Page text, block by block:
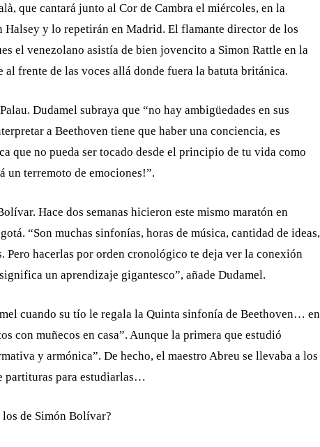
que cantará junto al Cor de Cambra el miércoles, en la
y lo repetirán en Madrid. El flamante director de los
el venezolano asistía de bien jovencito a Simon Rattle en la
frente de las voces allá donde fuera la batuta británica.
Dudamel subraya que “no hay ambigüedades en sus
a Beethoven tiene que haber una conciencia, es
que no pueda ser tocado desde el principio de tu vida como
un terremoto de emociones!”.
Hace dos semanas hicieron este mismo maratón en
“Son muchas sinfonías, horas de música, cantidad de ideas,
hacerlas por orden cronológico te deja ver la conexión
un aprendizaje gigantesco”, añade Dudamel.
cuando su tío le regala la Quinta sinfonía de Beethoven… en
con muñecos en casa”. Aunque la primera que estudió
y armónica”. De hecho, el maestro Abreu se llevaba a los
partituras para estudiarlas…
de Simón Bolívar?